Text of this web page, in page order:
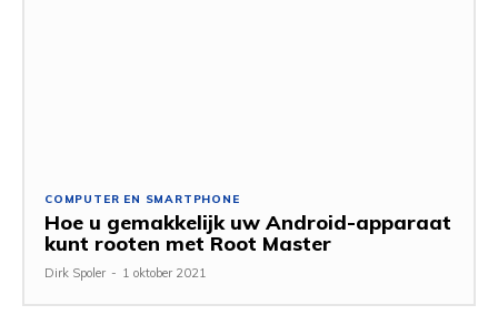
COMPUTER EN SMARTPHONE
Hoe u gemakkelijk uw Android-apparaat
kunt rooten met Root Master
Dirk Spoler - 1 oktober 2021